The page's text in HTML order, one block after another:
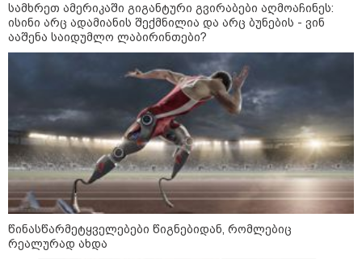
14:20 / 08-08-2026
"ქალაქი დავთმე, მაგრამ
ქალურობა - არა. ვერ იჯერებენ
ფერმერი თუ ვარ" - როგორ
ცხოვრობს ახალგაზრდა ქალი,
რომელიც ქალაქიდან სოფლად
გადავიდა და ფერმერი გახდა
09:36 / 08-08-2026
"ბავშვობიდან ასე ვარ..
ფანატიკურად ვარ შეყვარებული
საქართველოზე" - გაიცანით
მარტინ გუიმჯიანი, ქართულ
შეყვარებული სომეხი ბიჭი
სამხრეთ ამერიკაში გიგანტური გვირაბები აღმოაჩინეს:
ისინი არც ადამიანის შექმნილია და არც ბუნების - ვინ
ააშენა საიდუმლო ლაბირინთები?
წინასწარმეტყველებები წიგნებიდან, რომლებიც
რეალურად ახდა